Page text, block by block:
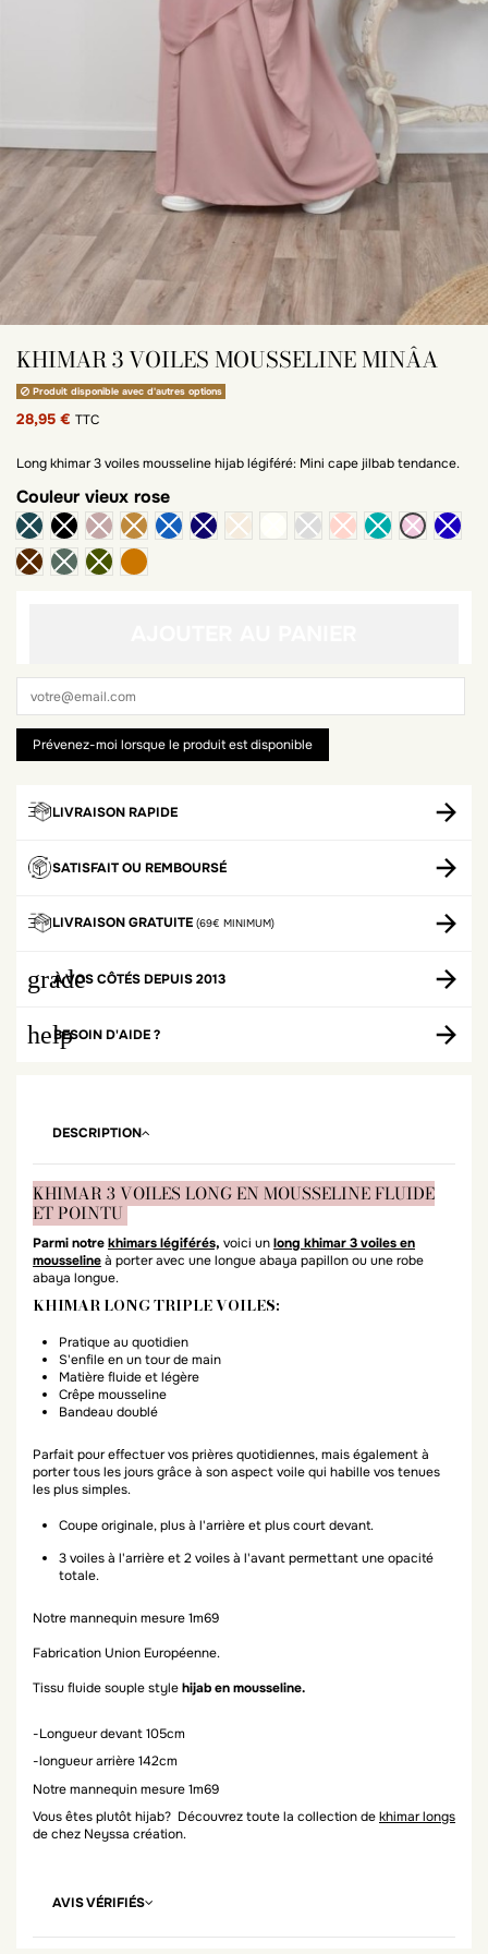
KHIMAR 3 VOILES MOUSSELINE MINÂA
Produit disponible avec d'autres options
28,95 € TTC
Long khimar 3 voiles mousseline hijab légiféré: Mini cape jilbab tendance.
Couleurvieux rose
terracotta
LIVRAISON RAPIDE
SATISFAIT OU REMBOURSÉ
LIVRAISON GRATUITE (69€ MINIMUM)
grade
À VOS CÔTÉS DEPUIS 2013
helpBESOIN D'AIDE ?
DESCRIPTION
KHIMAR 3 VOILES LONG EN MOUSSELINE FLUIDE
ET POINTU
Parmi notrekhimars légiférés, voici unlong khimar 3 voiles en
mousselineà porter avec une longue abaya papillon ou une robe
abaya longue.
KHIMAR LONG TRIPLE VOILES:
Pratique au quotidien
S'enfile en un tour de main
Matière fluide et légère
Crêpe mousseline
Bandeau doublé
Parfait pour effectuer vos prières quotidiennes, mais également à
porter tous les jours grâce à son aspect voile qui habille vos tenues
les plus simples.
Coupe originale, plus à l'arrière et plus court devant.
3 voiles à l'arrière et 2 voiles à l'avant permettant une opacité
totale.
Notre mannequin mesure 1m69
Fabrication Union Européenne.
Tissu fluide souple stylehijab en mousseline.
-Longueur devant 105cm
-longueur arrière 142cm
Notre mannequin mesure 1m69
Vous êtes plutôt hijab? Découvrez toute la collection dekhimar longs
de chez Neyssa création.
AVIS VÉRIFIÉS